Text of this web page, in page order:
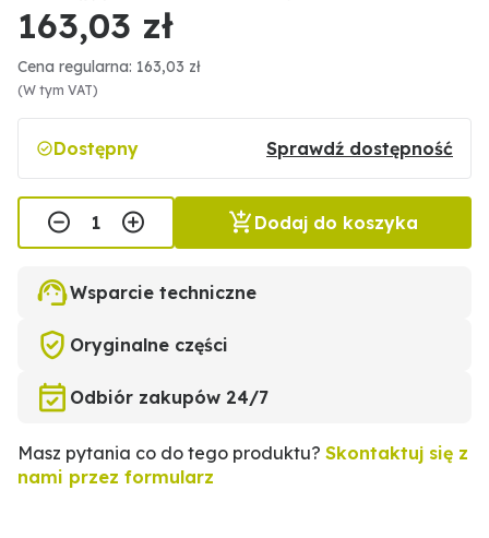
163,03 zł
Cena regularna: 163,03 zł
(W tym VAT)
Dostępny Sprawdź dostępność
Dodaj do koszyka
Wsparcie techniczne
Oryginalne części
Odbiór zakupów 24/7
Masz pytania co do tego produktu? Skontaktuj się z
nami przez formularz